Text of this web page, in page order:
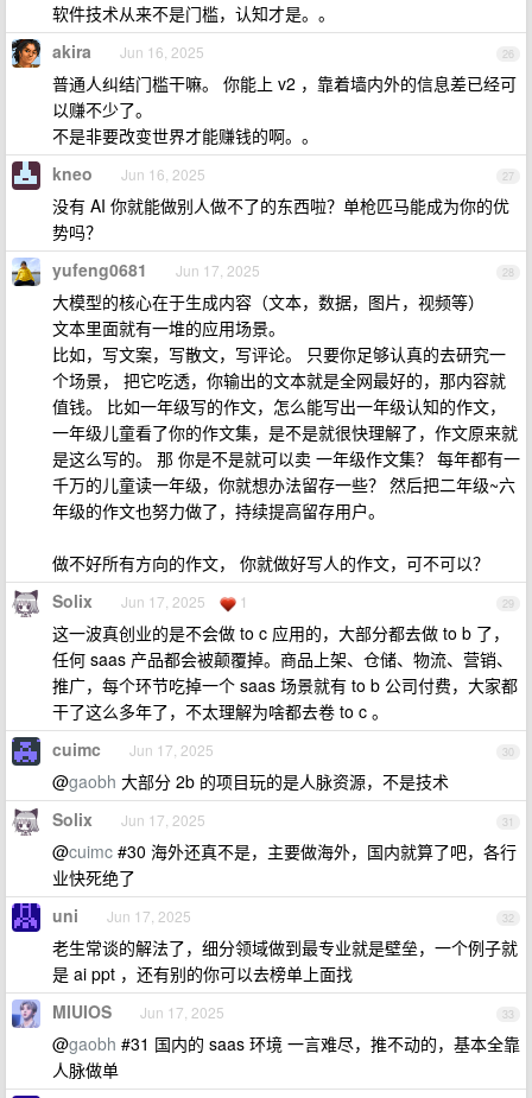
软件技术从来不是门槛，认知才是。。
26
akira Jun 16, 2025
普通人纠结门槛干嘛。 你能上 v2 ，靠着墙内外的信息差已经可
以赚不少了。
不是非要改变世界才能赚钱的啊。。
27
kneo Jun 16, 2025
没有 AI 你就能做别人做不了的东西啦？单枪匹马能成为你的优
势吗？
28
yufeng0681 Jun 17, 2025
大模型的核心在于生成内容（文本，数据，图片，视频等）
文本里面就有一堆的应用场景。
比如，写文案，写散文，写评论。 只要你足够认真的去研究一
个场景， 把它吃透，你输出的文本就是全网最好的，那内容就
值钱。 比如一年级写的作文，怎么能写出一年级认知的作文，
一年级儿童看了你的作文集，是不是就很快理解了，作文原来就
是这么写的。 那 你是不是就可以卖 一年级作文集？ 每年都有一
千万的儿童读一年级，你就想办法留存一些？ 然后把二年级~六
年级的作文也努力做了，持续提高留存用户。
做不好所有方向的作文， 你就做好写人的作文，可不可以？
29
Solix Jun 17, 2025 1
这一波真创业的是不会做 to c 应用的，大部分都去做 to b 了，
任何 saas 产品都会被颠覆掉。商品上架、仓储、物流、营销、
推广，每个环节吃掉一个 saas 场景就有 to b 公司付费，大家都
干了这么多年了，不太理解为啥都去卷 to c 。
30
cuimc Jun 17, 2025
@gaobh 大部分 2b 的项目玩的是人脉资源，不是技术
31
Solix Jun 17, 2025
@cuimc #30 海外还真不是，主要做海外，国内就算了吧，各行
业快死绝了
32
uni Jun 17, 2025
老生常谈的解法了，细分领域做到最专业就是壁垒，一个例子就
是 ai ppt ，还有别的你可以去榜单上面找
33
MIUIOS Jun 17, 2025
@gaobh #31 国内的 saas 环境 一言难尽，推不动的，基本全靠
人脉做单